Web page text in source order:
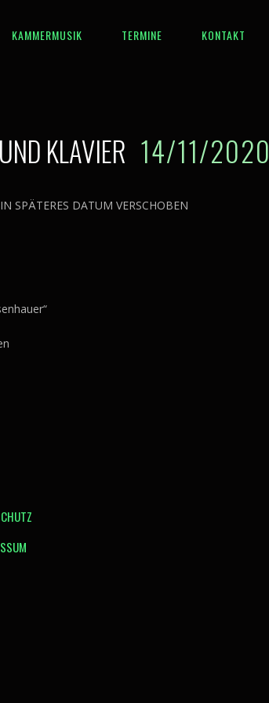
KAMMERMUSIK TERMINE KONTAKT
KLAVIER 14/11/2020
SPÄTERES DATUM VERSCHOBEN